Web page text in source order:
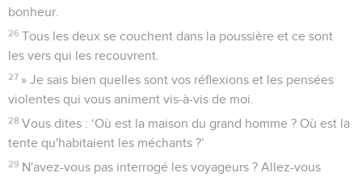
bonheur.
26 Tous les deux se couchent dans la poussière et ce sont
les vers qui les recouvrent.
27 » Je sais bien quelles sont vos réflexions et les pensées
violentes qui vous animent vis-à-vis de moi.
28 Vous dites : ‘Où est la maison du grand homme ? Où est la
tente qu'habitaient les méchants ?’
29 N'avez-vous pas interrogé les voyageurs ? Allez-vous